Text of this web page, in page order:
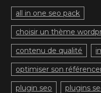
all in one seo pack
choisir un thème
contenu de qualité
optimiser son
plugin seo plugins